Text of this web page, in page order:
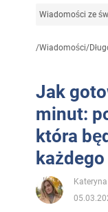
Wiadomości ze
/Wiadomości/
Jak
minut:
która
każdego